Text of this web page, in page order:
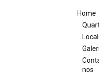
Home
nos